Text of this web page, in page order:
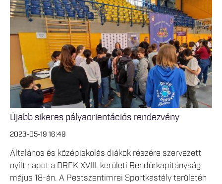
Újabb sikeres pályaorientációs rendezvény
2023-05-19 16:49
Általános és középiskolás diákok részére szervezett
nyílt napot a BRFK XVIII. kerületi Rendőrkapitányság
május 18-án. A Pestszentimrei Sportkastély területén